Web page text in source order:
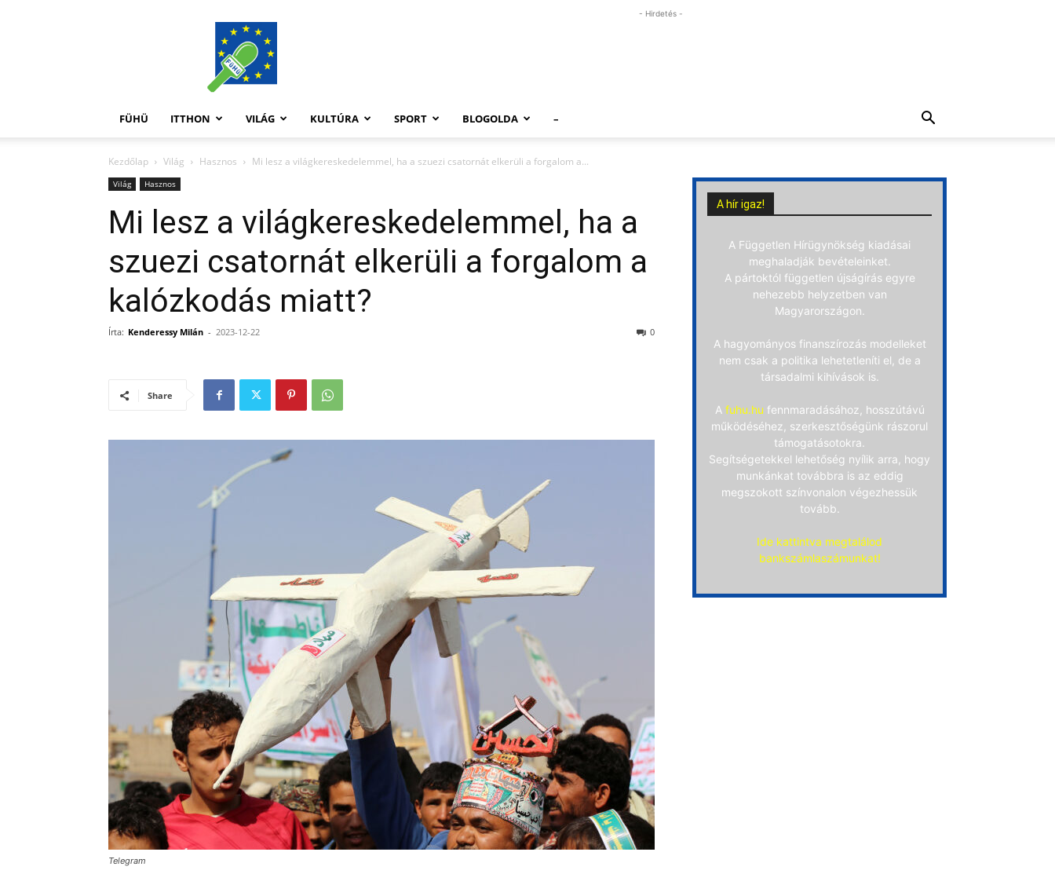
FüHü
- Hirdetés -
FÜHÜ ITTHON VILÁG KULTÚRA SPORT BLOGOLDA –
Kezdőlap Világ Hasznos Mi lesz a világkereskedelemmel, ha a szuezi csatornát elkerüli a forgalom a...
Világ Hasznos
Mi lesz a világkereskedelemmel, ha a
szuezi csatornát elkerüli a forgalom a
kalózkodás miatt?
Írta: Kenderessy Milán - 2023-12-22 0
Share
Telegram
A hír igaz!
A Független Hírügynökség kiadásai
meghaladják bevételeinket.
A pártoktól független újságírás egyre
nehezebb helyzetben van
Magyarországon.
A hagyományos finanszírozás modelleket
nem csak a politika lehetetleníti el, de a
társadalmi kihívások is.
A fuhu.hu fennmaradásához, hosszútávú
működéséhez, szerkesztőségünk rászorul
támogatásotokra.
Segítségetekkel lehetőség nyílik arra, hogy
munkánkat továbbra is az eddig
megszokott színvonalon végezhessük
tovább.
Ide kattintva megtalálod
bankszámlaszámunkat!